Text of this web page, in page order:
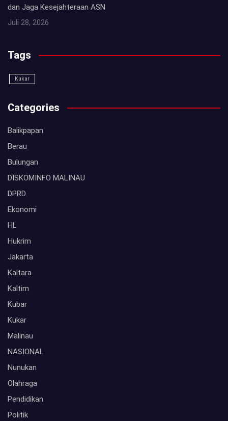
dan Jaga Kesejahteraan ASN
Juli 28, 2026
Tags
Kukar
Categories
Balikpapan
Berau
Bulungan
DISKOMINFO MALINAU
DPRD
Ekonomi
HL
Hukrim
Jakarta
Kaltara
Kaltim
Kubar
Kukar
Malinau
NASIONAL
Nunukan
Olahraga
Pendidikan
Politik